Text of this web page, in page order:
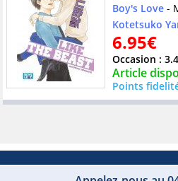
Boy's Love-
Kotetsuko
6.95€
Occasion :
Article
Points